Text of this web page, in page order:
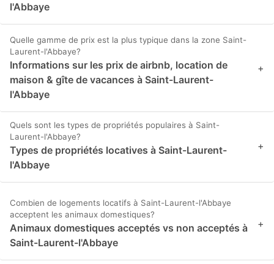
l'Abbaye
Quelle gamme de prix est la plus typique dans la zone Saint-
Laurent-l'Abbaye?
Informations sur les prix de airbnb, location de
maison & gîte de vacances à Saint-Laurent-
l'Abbaye
+
Quels sont les types de propriétés populaires à Saint-
Laurent-l'Abbaye?
Types de propriétés locatives à Saint-Laurent-
l'Abbaye
+
Combien de logements locatifs à Saint-Laurent-l'Abbaye
acceptent les animaux domestiques?
Animaux domestiques acceptés vs non acceptés à
Saint-Laurent-l'Abbaye
+